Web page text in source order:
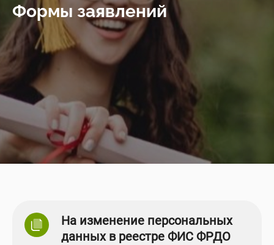
Формы заявлений
На изменение персональных
данных в реестре ФИС ФРДО